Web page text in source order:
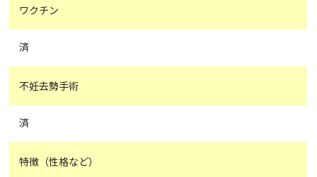
ワクチン
済
不妊去勢手術
済
特徴（性格など）